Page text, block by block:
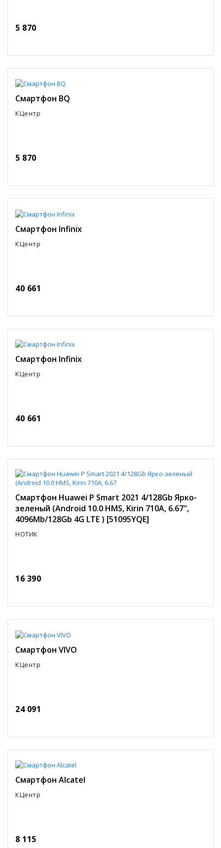
5 870
Смартфон BQ
КЦентр
5 870
Смартфон Infinix
КЦентр
40 661
Смартфон Infinix
КЦентр
40 661
Смартфон Huawei P Smart 2021 4/128Gb Ярко-
зеленый (Android 10.0 HMS, Kirin 710A, 6.67",
4096Mb/128Gb 4G LTE ) [51095YQE]
НОТИК
16 390
Смартфон VIVO
КЦентр
24 091
Смартфон Alcatel
КЦентр
8 115